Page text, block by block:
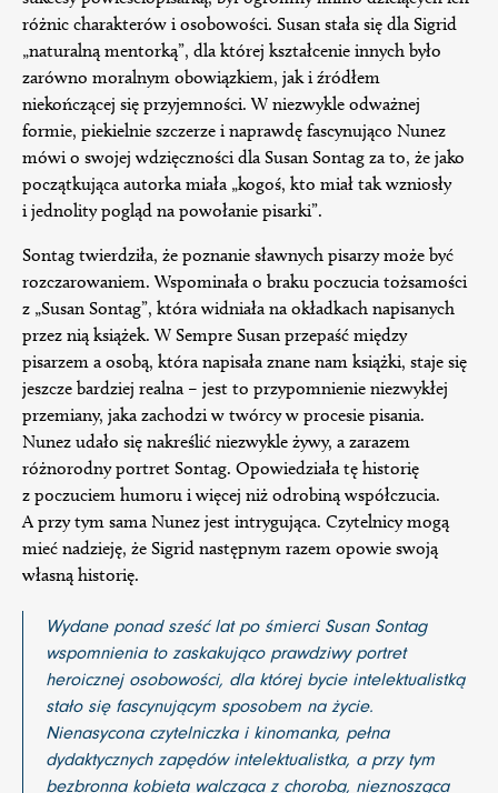
różnic charakterów i osobowości. Susan stała się dla Sigrid
„naturalną mentorką”, dla której kształcenie innych było
zarówno moralnym obowiązkiem, jak i źródłem
niekończącej się przyjemności. W niezwykle odważnej
formie, piekielnie szczerze i naprawdę fascynująco Nunez
mówi o swojej wdzięczności dla Susan Sontag za to, że jako
początkująca autorka miała „kogoś, kto miał tak wzniosły
i jednolity pogląd na powołanie pisarki”.
Sontag twierdziła, że poznanie sławnych pisarzy może być
rozczarowaniem. Wspominała o braku poczucia tożsamości
z „Susan Sontag”, która widniała na okładkach napisanych
przez nią książek. W Sempre Susan przepaść między
pisarzem a osobą, która napisała znane nam książki, staje się
jeszcze bardziej realna – jest to przypomnienie niezwykłej
przemiany, jaka zachodzi w twórcy w procesie pisania.
Nunez udało się nakreślić niezwykle żywy, a zarazem
różnorodny portret Sontag. Opowiedziała tę historię
z poczuciem humoru i więcej niż odrobiną współczucia.
A przy tym sama Nunez jest intrygująca. Czytelnicy mogą
mieć nadzieję, że Sigrid następnym razem opowie swoją
własną historię.
Wydane ponad sześć lat po śmierci Susan Sontag
wspomnienia to zaskakująco prawdziwy portret
heroicznej osobowości, dla której bycie intelektualistką
stało się fascynującym sposobem na życie.
Nienasycona czytelniczka i kinomanka, pełna
dydaktycznych zapędów intelektualistka, a przy tym
bezbronna kobieta walcząca z chorobą, nieznosząca